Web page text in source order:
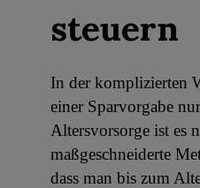
steuern
In der komplizierten
einer Sparvorgabe
Altersvorsorge ist es
maßgeschneiderte
dass man bis zum